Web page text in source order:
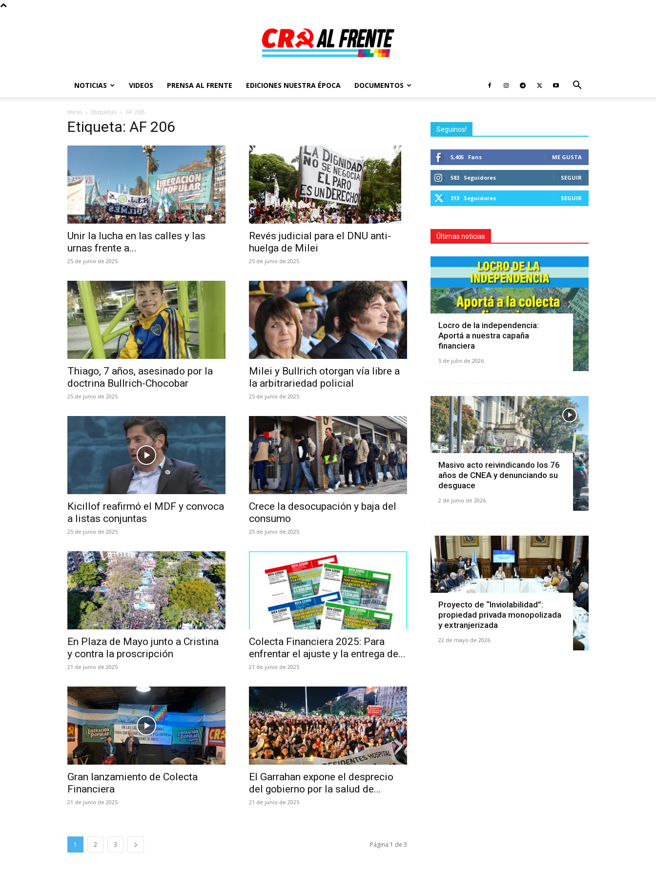
Al
Frente
–
NOTICIAS VIDEOS PRENSA AL FRENTE EDICIONES NUESTRA ÉPOCA DOCUMENTOS
Inicio Etiquetas AF 206
Etiqueta: AF 206
Unir la lucha en las calles y las
urnas frente a...
25 de junio de 2025
Revés judicial para el DNU anti-
huelga de Milei
25 de junio de 2025
Thiago, 7 años, asesinado por la
doctrina Bullrich-Chocobar
25 de junio de 2025
Milei y Bullrich otorgan vía libre a
la arbitrariedad policial
25 de junio de 2025
Kicillof reafirmó el MDF y convoca
a listas conjuntas
25 de junio de 2025
Crece la desocupación y baja del
consumo
25 de junio de 2025
En Plaza de Mayo junto a Cristina
y contra la proscripción
21 de junio de 2025
Colecta Financiera 2025: Para
enfrentar el ajuste y la entrega de...
21 de junio de 2025
Gran lanzamiento de Colecta
Financiera
21 de junio de 2025
El Garrahan expone el desprecio
del gobierno por la salud de...
21 de junio de 2025
1 2 3 Página 1 de 3
Seguinos!
5,405 Fans ME GUSTA
583 Seguidores SEGUIR
213 Seguidores SEGUIR
Últimas noticias
Locro de la independencia:
Aportá a nuestra capaña
financiera
5 de julio de 2026
Masivo acto reivindicando los 76
años de CNEA y denunciando su
desguace
2 de junio de 2026
Proyecto de “Inviolabilidad”:
propiedad privada monopolizada
y extranjerizada
22 de mayo de 2026